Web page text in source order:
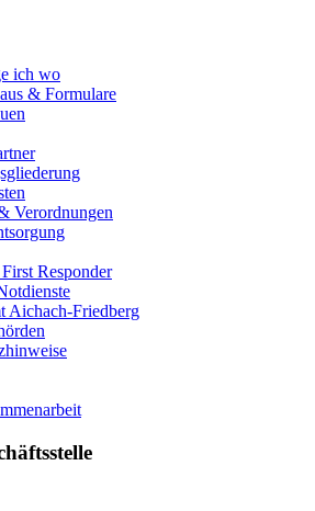
ich wo
& Formulare
Verordnungen
Responder
Aichach-Friedberg